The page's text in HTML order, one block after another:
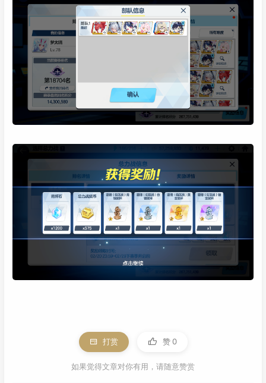
打赏 赞 0
如果觉得文章对你有用，请随意赞赏